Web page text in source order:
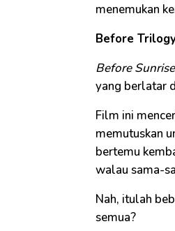
menemukan
Before
Before
yang berlatar
Film ini
memutuskan
bertemu
walau sama-
Nah, itulah
semua?